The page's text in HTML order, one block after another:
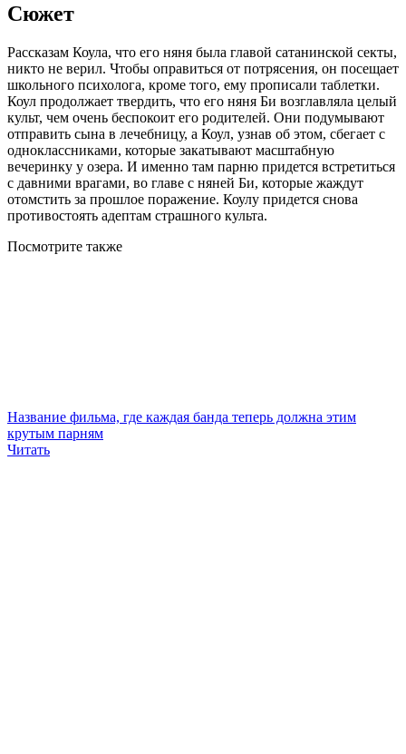
Сюжет
Рассказам Коула, что его няня была главой сатанинской секты,
никто не верил. Чтобы оправиться от потрясения, он посещает
школьного психолога, кроме того, ему прописали таблетки.
Коул продолжает твердить, что его няня Би возглавляла целый
культ, чем очень беспокоит его родителей. Они подумывают
отправить сына в лечебницу, а Коул, узнав об этом, сбегает с
одноклассниками, которые закатывают масштабную
вечеринку у озера. И именно там парню придется встретиться
с давними врагами, во главе с няней Би, которые жаждут
отомстить за прошлое поражение. Коулу придется снова
противостоять адептам страшного культа.
Посмотрите также
Название фильма, где каждая банда теперь должна этим
крутым парням
Читать